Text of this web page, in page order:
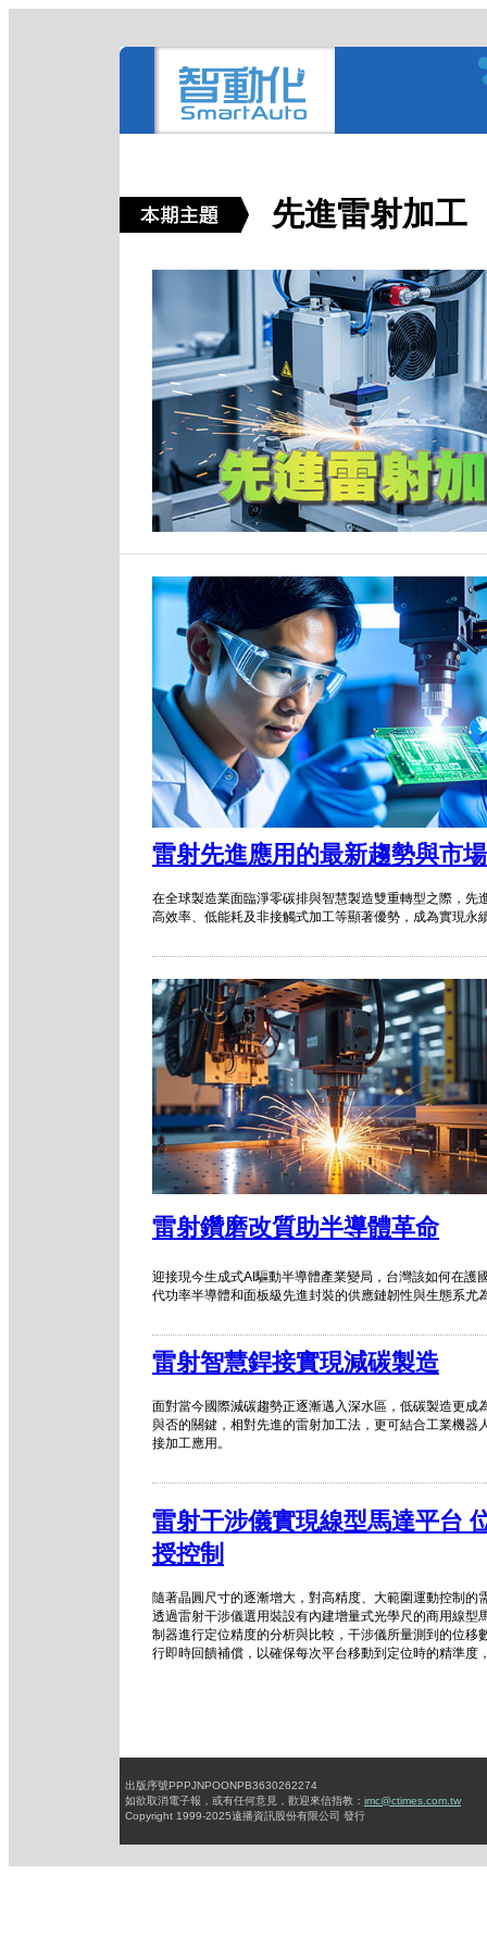
先進雷射加工
雷射先進應用的最新趨勢與市
在全球製造業面臨淨零碳排與智慧製造雙重轉型之際，先
高效率、低能耗及非接觸式加工等顯著優勢，成為實現永
雷射鑽磨改質助半導體革命
迎接現今生成式AI驅動半導體產業變局，台灣該如何在護
代功率半導體和面板級先進封裝的供應鏈韌性與生態系尤
雷射智慧銲接實現減碳製造
面對當今國際減碳趨勢正逐漸邁入深水區，低碳製造更成
與否的關鍵，相對先進的雷射加工法，更可結合工業機器
接加工應用。
雷射干涉儀實現線型馬達平台
授控制
隨著晶圓尺寸的逐漸增大，對高精度、大範圍運動控制的
透過雷射干涉儀選用裝設有內建增量式光學尺的商用線型
制器進行定位精度的分析與比較，干涉儀所量測到的位移
行即時回饋補償，以確保每次平台移動到定位時的精準度
出版序號PPPJNPOONPB3630262274
如欲取消電子報，或有任何意見，歡迎來信指教： imc@ctimes.com.tw
Copyright 1999-2025遠播資訊股份有限公司 發行